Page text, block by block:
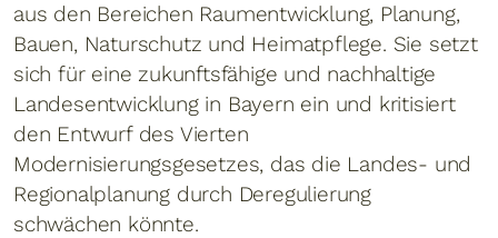
aus den Bereichen Raumentwicklung, Planung,
Bauen, Naturschutz und Heimatpflege. Sie setzt
sich für eine zukunftsfähige und nachhaltige
Landesentwicklung in Bayern ein und kritisiert
den Entwurf des Vierten
Modernisierungsgesetzes, das die Landes- und
Regionalplanung durch Deregulierung
schwächen könnte.